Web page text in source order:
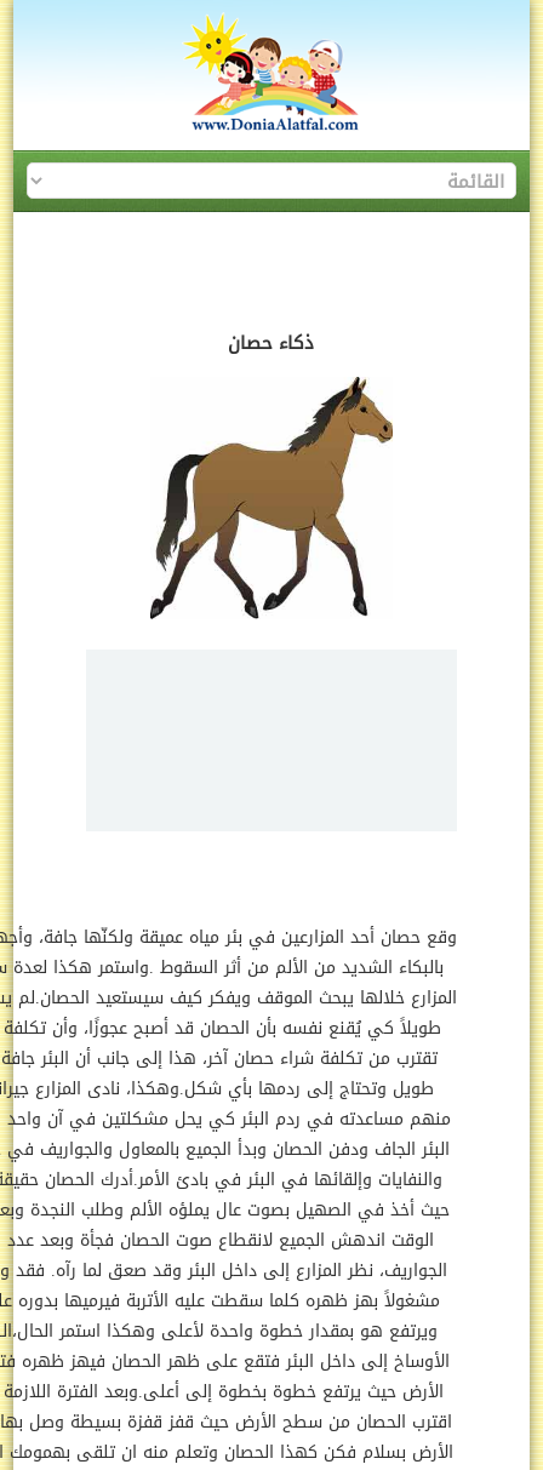
حصان أحد المزارعين في بئر مياه عميقة ولكنّها جافة، وأجهش الحيوان
الشديد من الألم من أثر السقوط .واستمر هكذا لعدة ساعات كان
خلالها يبحث الموقف ويفكر كيف سيستعيد الحصان.لم يستغرق الأمر
طويلاً كي يُقنع نفسه بأن الحصان قد أصبح عجوزًا، وأن تكلفة استخراجه
تقترب من تكلفة شراء حصان آخر، هذا إلى جانب أن البئر جافة منذ زمن
طويل وتحتاج إلى ردمها بأي شكل.وهكذا، نادى المزارع جيرانه وطلب
مساعدته في ردم البئر كي يحل مشكلتين في آن واحد التخلص من
الجاف ودفن الحصان وبدأ الجميع بالمعاول والجواريف في جمع الأتربة
والنفايات وإلقائها في البئر في بادئ الأمر.أدرك الحصان حقيقة ما يجري
أخذ في الصهيل بصوت عال يملؤه الألم وطلب النجدة وبعد قليل من
الوقت اندهش الجميع لانقطاع صوت الحصان فجأة وبعد عدد قليل من
نظر المزارع إلى داخل البئر وقد صعق لما رآه. فقد وجد الحصان
مشغولاً بهز ظهره كلما سقطت عليه الأتربة فيرميها بدوره على الأرض
ويرتفع هو بمقدار خطوة واحدة لأعلى وهكذا استمر الحال،الكل يلقي
إلى داخل البئر فتقع على ظهر الحصان فيهز ظهره فتسقط على
حيث يرتفع خطوة بخطوة إلى أعلى.وبعد الفترة اللازمة لملء البئر
الحصان من سطح الأرض حيث قفز قفزة بسيطة وصل بها إلى سطح
بسلام فكن كهذا الحصان وتعلم منه ان تلقى بهمومك العالقة وراء